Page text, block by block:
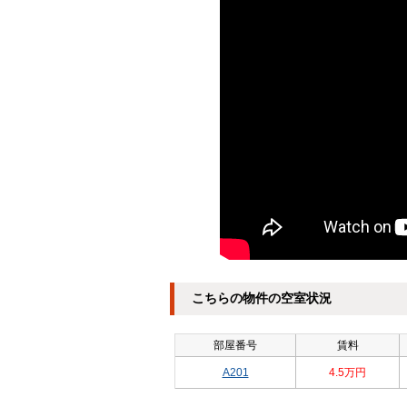
こちらの物件の空室状況
部屋番号 賃料
A201 4.5万円